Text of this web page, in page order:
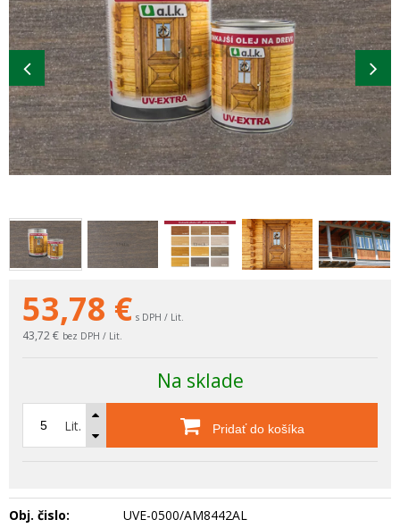
53,78 € s DPH / Lit.
43,72 € bez DPH / Lit.
Na sklade
Lit. Pridať do košíka
Obj. čislo:
UVE-0500/AM8442AL